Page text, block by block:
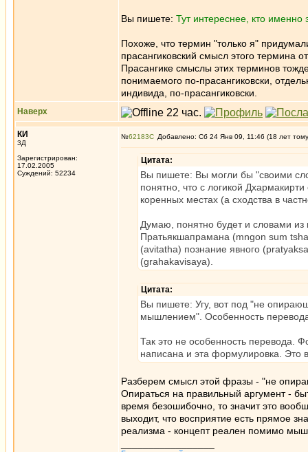
Вы пишете: Тут интереснее, кто именно
Похоже, что термин "только я"
прасангиковский смысл этого термина
Прасангике смыслы этих терминов
понимаемого по-прасангиковски,
индивида, по-прасангиковски.
Наверх
КИ
3Д
Зарегистрирован:
17.02.2005
Суждений: 52234
№62183 Добавлено: Сб 24 Янв 09, 11:46 (18 лет
Цитата:
Вы пишете: Вы могли бы "своими
понятно, что с логикой
коренных местах (а сходства в
Думаю, понятно будет и словами из
Пратьякшапрамана (mngon sum
(avitatha) познание явного
(grahakavisaya).
Цитата:
Вы пишете: Угу, вот под "не
мышлением". Особенность
Так это не особенность перевода.
написана и эта формулировка. Это
Разберем смысл этой фразы - "не
Опираться на правильный аргумент -
время безошибочно, то значит это
выходит, что восприятие есть прямое
реализма - концепт реален помимо